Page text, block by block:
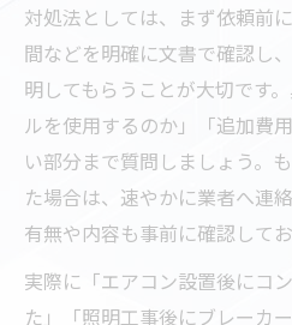
対処法としては、まず依頼前
間などを明確に文書で確認し
明してもらうことが大切です
ルを使用するのか」「追加費
い部分まで質問しましょう。
た場合は、速やかに業者へ連
有無や内容も事前に確認してお
実際に「エアコン設置後にコ
た」「照明工事後にブレーカ